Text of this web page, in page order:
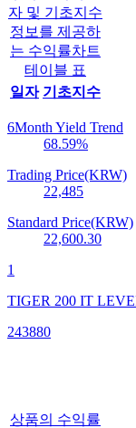
자 및 기초지수
정보를 제공하
는 수익률차트
테이블 표
일자 기초지수
6Month Yield Trend
68.59%
Trading Price(KRW)
22,485
Standard Price(KRW)
22,600.30
1
TIGER 200 IT
243880
상품의 수익률